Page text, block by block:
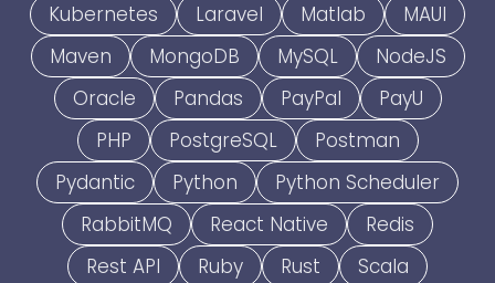
Kubernetes
Laravel Matlab
MAUI
Maven
MongoDB MySQL
NodeJS
Oracle
Pandas PayPal
PayU
PHP
PostgreSQL
Postman
Pydantic
Python
Python Scheduler
RabbitMQ
React Native
Redis
Rest API
Ruby Rust
Scala